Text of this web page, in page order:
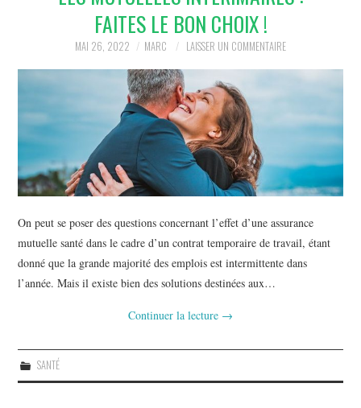
FAITES LE BON CHOIX !
MAI 26, 2022 MARC LAISSER UN COMMENTAIRE
On peut se poser des questions concernant l’effet d’une assurance
mutuelle santé dans le cadre d’un contrat temporaire de travail, étant
donné que la grande majorité des emplois est intermittente dans
l’année. Mais il existe bien des solutions destinées aux…
Continuer la lecture →
SANTÉ